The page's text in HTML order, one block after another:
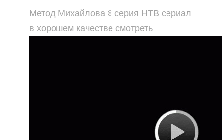
Метод Михайлова 8 серия НТВ сериал
в хорошем качестве смотреть